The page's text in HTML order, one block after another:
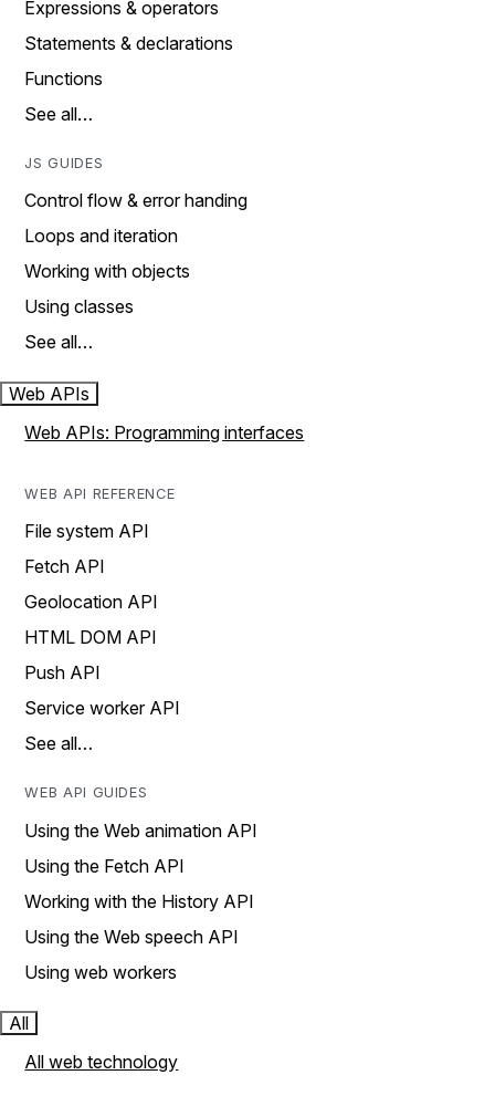
Expressions & operators
Statements & declarations
Functions
See all…
JS GUIDES
Control flow & error handing
Loops and iteration
Working with objects
Using classes
See all…
Web APIs
Web APIs: Programming interfaces
WEB API REFERENCE
File system API
Fetch API
Geolocation API
HTML DOM API
Push API
Service worker API
See all…
WEB API GUIDES
Using the Web animation API
Using the Fetch API
Working with the History API
Using the Web speech API
Using web workers
All
All web technology